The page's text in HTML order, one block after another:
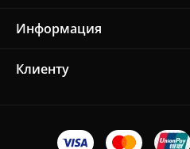
Информация
Клиенту